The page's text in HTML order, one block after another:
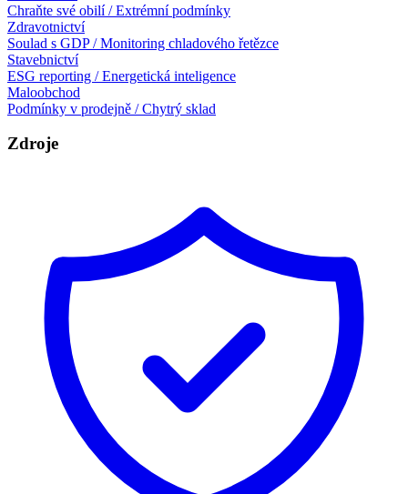
Chraňte své obilí / Extrémní podmínky
Zdravotnictví
Soulad s GDP / Monitoring chladového řetězce
Stavebnictví
ESG reporting / Energetická inteligence
Maloobchod
Podmínky v prodejně / Chytrý sklad
Zdroje